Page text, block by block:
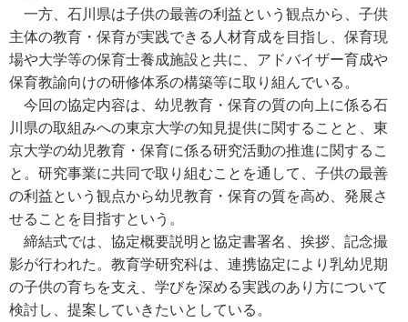
一方、石川県は子供の最善の利益という観点から、子供
主体の教育・保育が実践できる人材育成を目指し、保育現
場や大学等の保育士養成施設と共に、アドバイザー育成や
保育教諭向けの研修体系の構築等に取り組んでいる。
今回の協定内容は、幼児教育・保育の質の向上に係る石
川県の取組みへの東京大学の知見提供に関することと、東
京大学の幼児教育・保育に係る研究活動の推進に関するこ
と。研究事業に共同で取り組むことを通して、子供の最善
の利益という観点から幼児教育・保育の質を高め、発展さ
せることを目指すという。
締結式では、協定概要説明と協定書署名、挨拶、記念撮
影が行われた。教育学研究科は、連携協定により乳幼児期
の子供の育ちを支え、学びを深める実践のあり方について
検討し、提案していきたいとしている。